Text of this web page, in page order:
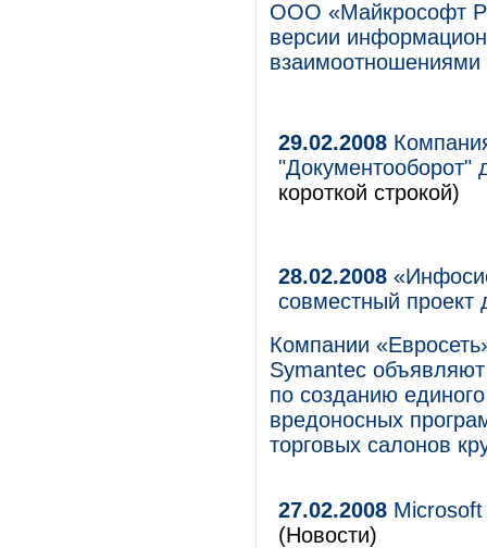
ООО «Майкрософт
версии
взаимоотношениями
29.02.2008
"Документооборот"
короткой строкой)
28.02.2008
совместный проект
Компании
Symantec
по созданию
вредоносных
торговых салонов
27.02.2008 Microsoft
(Новости)